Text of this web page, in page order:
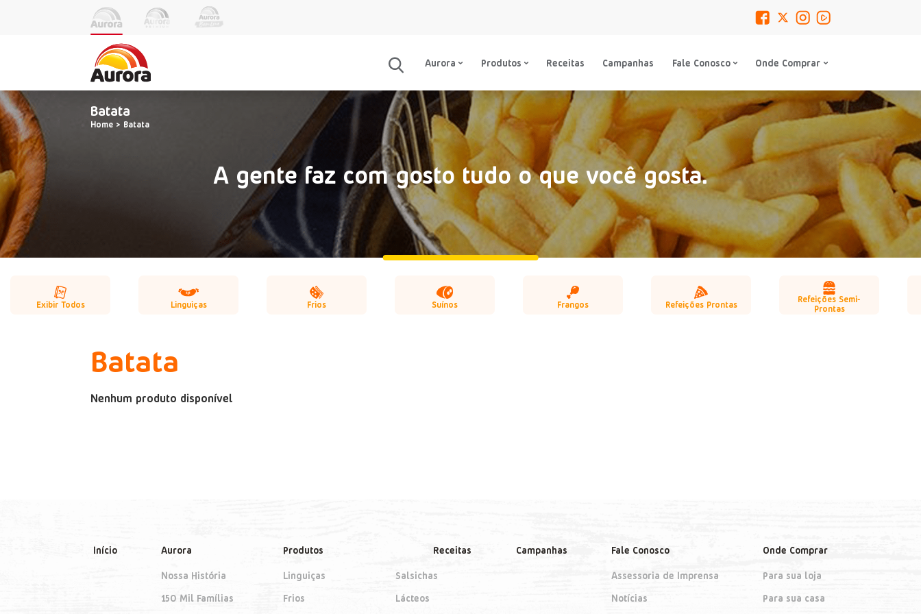
Aurora Produtos Receitas Campanhas Fale Conosco Onde Comprar
Batata
Home Batata
A gente faz com gosto tudo o que você gosta.
Exibir Todos Linguiças Frios Suínos Frangos Refeições Prontas
Refeições Semi-
Prontas
Batata
Nenhum produto disponível
Início Aurora
Nossa História
150 Mil Famílias
Produtos
Linguiças
Frios
Salsichas
Lácteos
Receitas Campanhas Fale Conosco
Assessoria de Imprensa
Notícias
Onde Comprar
Para sua loja
Para sua casa